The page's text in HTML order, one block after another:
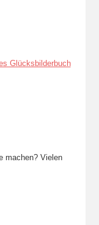
Glücksbilderbuch
machen? Vielen